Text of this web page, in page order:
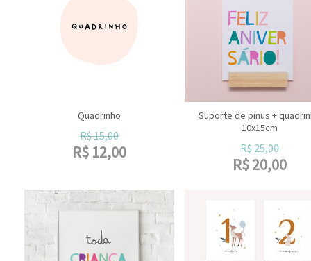
Quadrinho
R$15,00
R$ 12,00
Suporte de pinus +
10x15cm
R$25,00
R$20,00